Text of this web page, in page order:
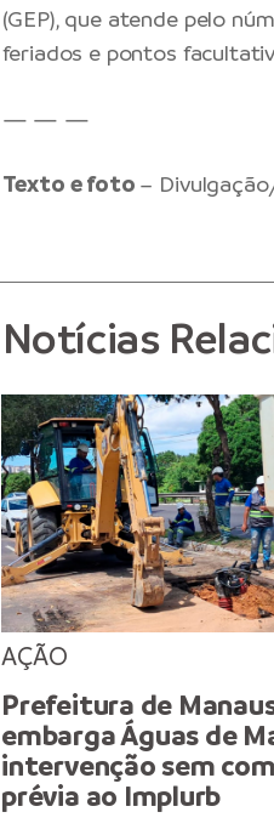
(GEP), que atende pelo
feriados e pontos
— — —
Texto e foto –
Notícias
AÇÃO
Prefeitura de
embarga Águas de
intervenção sem
prévia ao Implurb